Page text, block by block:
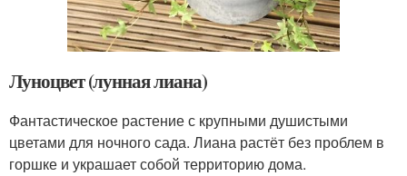
Луноцвет (лунная лиана)
Фантастическое растение с крупными душистыми
цветами для ночного сада. Лиана растёт без проблем в
горшке и украшает собой территорию дома.